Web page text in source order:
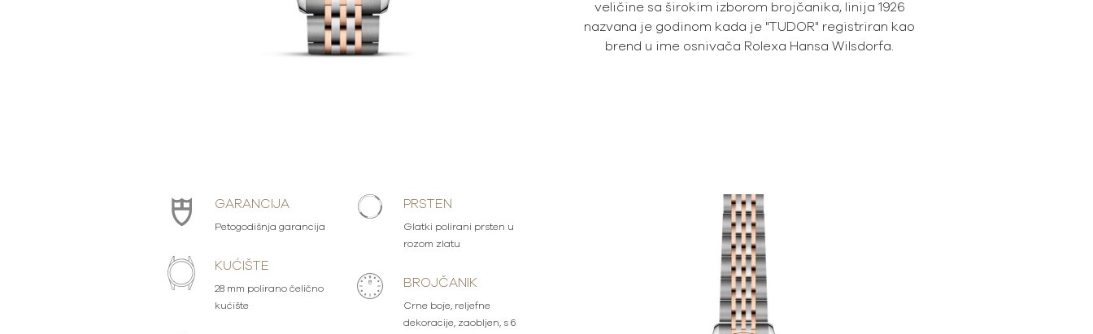
veličine sa širokim izborom brojčanika, linija 1926
nazvana je godinom kada je "TUDOR" registriran kao
brend u ime osnivača Rolexa Hansa Wilsdorfa.
GARANCIJA
Petogodišnja garancija
KUĆIŠTE
28 mm polirano čelično
kućište
PRSTEN
Glatki polirani prsten u
rozom zlatu
BROJČANIK
Crne boje, reljefne
dekoracije, zaobljen, s 6